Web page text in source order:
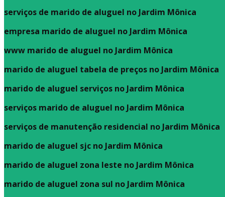
serviços de marido de aluguel no Jardim Mônica
empresa marido de aluguel no Jardim Mônica
www marido de aluguel no Jardim Mônica
marido de aluguel tabela de preços no Jardim Mônica
marido de aluguel serviços no Jardim Mônica
serviços marido de aluguel no Jardim Mônica
serviços de manutenção residencial no Jardim Mônica
marido de aluguel sjc no Jardim Mônica
marido de aluguel zona leste no Jardim Mônica
marido de aluguel zona sul no Jardim Mônica